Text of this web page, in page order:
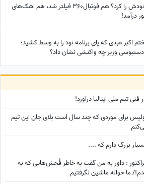
قلعه‌نویی کار خودش را کرد؟ هم فوتبال360 فیلتر شد، هم اشک‌های
درآمد!
اکبر عبدی که پای برنامه نود را به وسط کشید؛
وزیر چه واکنشی نشان داد؟
تیم ملی ایتالیا درآورد!
برای موردی که چند سال است بلای جان این تیم
تراکتور : داور به من گفت به خاطر فُحش‌هایی که به
ما حواله ماشین نگرفتیم